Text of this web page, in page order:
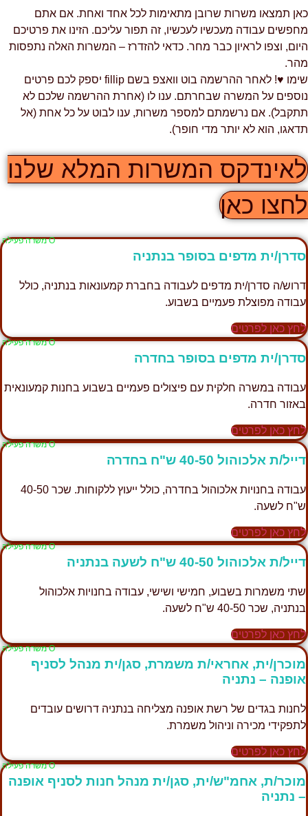
תמצאו משרות שרובן מתאימות לכל אחד ואחת. אם אתם
עבודה מעכשיו לעכשיו, זה תפור עליכם. הזינו את פרטיכם
וצפו לראיון כבר מחר. כדאי להזדרז – המשרות האלה נתפסות
שימו ♥! לאחר ההרשמה בוט וואצפ בשם fillip יספק לכם פרטים
על המשרה שבחרתם. ענו לו (אחרת ההרשמה שלכם לא
אם נרשמתם למספר משרות, ענו לבוט על כל אחת (אל
הוא לא יותר מדי חופר).
המשרות המלא שלנו
כאן
Ο משרה פעילה
ית מדפים בסופר בנתניה
ה סדרן/ית מדפים לעבודה בחברת קמעונאות בנתניה, כולל
מפוצלת פעמיים בשבוע.
כאן לפרטים
Ο משרה פעילה
ית מדפים בסופר בחדרה
במשרה חלקית עם פיצולים פעמיים בשבוע בחנות קמעונאית
חדרה.
כאן לפרטים
Ο משרה פעילה
ת אלכוהול 40-50 ש"ח בחדרה
עבודה בחנויות אלכוהול בחדרה, כולל ייעוץ ללקוחות. שכר 40-50
לשעה.
כאן לפרטים
Ο משרה פעילה
ת אלכוהול 40-50 ש"ח לשעה בנתניה
משמרות בשבוע, חמישי ושישי, עבודה בחנויות אלכוהול
שכר 40-50 ש"ח לשעה.
כאן לפרטים
Ο משרה פעילה
ית, אחראי/ת משמרת, סגן/ית מנהל לסניף
– נתניה
בגדים של רשת אופנה מצליחה בנתניה דרושים עובדים
מכירה וניהול משמרת.
כאן לפרטים
Ο משרה פעילה
ת, אחמ"ש/ית, סגן/ית מנהל חנות לסניף אופנה
נתניה